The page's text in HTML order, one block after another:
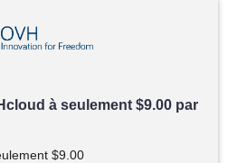
à seulement $9.00par
$9.00